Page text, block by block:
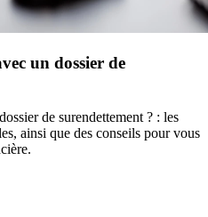
un dossier de
de surendettement ? : les
ainsi que des conseils pour vous